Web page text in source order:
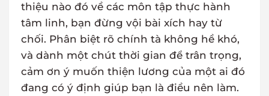
thiệu nào đó về các môn tập thực hành
tâm linh, bạn đừng vội bài xích hay từ
chối. Phân biệt rõ chính tà không hề khó,
và dành một chút thời gian để trân trọng,
cảm ơn ý muốn thiện lương của một ai đó
đang có ý định giúp bạn là điều nên làm.